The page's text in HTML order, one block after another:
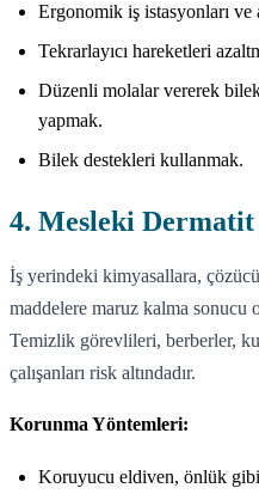
Ergonomik iş istasyonları ve
Tekrarlayıcı hareketleri
Düzenli molalar vererek
yapmak.
Bilek destekleri kullanmak.
4. Mesleki
İş yerindeki kimyasallara,
maddelere maruz kalma sonucu
Temizlik görevlileri, berberler,
çalışanları risk altındadır.
Korunma Yöntemleri:
Koruyucu eldiven, önlük